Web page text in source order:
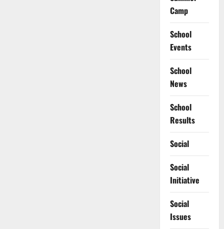
Camp
School
Events
School
News
School
Results
Social
Social
Initiative
Social
Issues